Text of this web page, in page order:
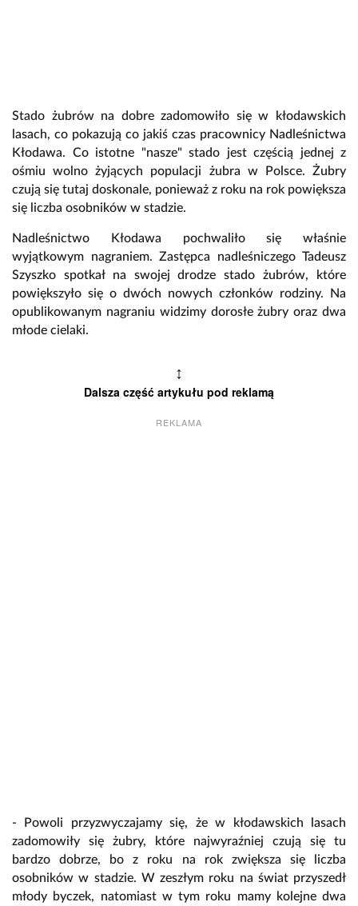
Stado żubrów na dobre zadomowiło się w kłodawskich
lasach, co pokazują co jakiś czas pracownicy Nadleśnictwa
Kłodawa. Co istotne "nasze" stado jest częścią jednej z
ośmiu wolno żyjących populacji żubra w Polsce. Żubry
czują się tutaj doskonale, ponieważ z roku na rok powiększa
się liczba osobników w stadzie.
Nadleśnictwo Kłodawa pochwaliło się właśnie
wyjątkowym nagraniem. Zastępca nadleśniczego Tadeusz
Szyszko spotkał na swojej drodze stado żubrów, które
powiększyło się o dwóch nowych członków rodziny. Na
opublikowanym nagraniu widzimy dorosłe żubry oraz dwa
młode cielaki.
↕
Dalsza część artykułu pod reklamą
REKLAMA
- Powoli przyzwyczajamy się, że w kłodawskich lasach
zadomowiły się żubry, które najwyraźniej czują się tu
bardzo dobrze, bo z roku na rok zwiększa się liczba
osobników w stadzie. W zeszłym roku na świat przyszedł
młody byczek, natomiast w tym roku mamy kolejne dwa